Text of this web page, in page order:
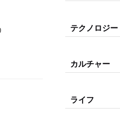
テクノロジー
カルチャー
ライフ